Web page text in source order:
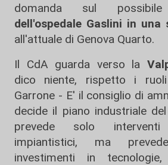
domanda sul
dell'ospedale Gaslini in una
all'attuale di Genova Quarto.
Il CdA guarda verso la
dico niente, rispetto i
Garrone - E' il consiglio di
decide il piano industriale
prevede solo
impiantistici, ma
investimenti in tecnologie,